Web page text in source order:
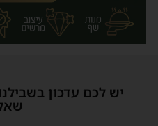
יש לכם עדכון